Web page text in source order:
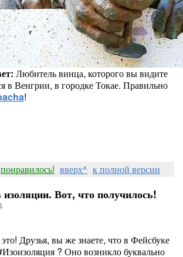
Любитель винца, которого вы видите
в Венгрии, в городке Токае. Правильно
!
понравилось! вверх^ к полной версии
Вот, что получилось!
Друзья, вы же знаете, что в Фейсбуке
? Оно возникло буквально